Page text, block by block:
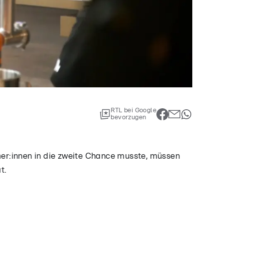
RTL bei Google
bevorzugen
in die zweite Chance musste, müssen
in die zweite Chance musste,